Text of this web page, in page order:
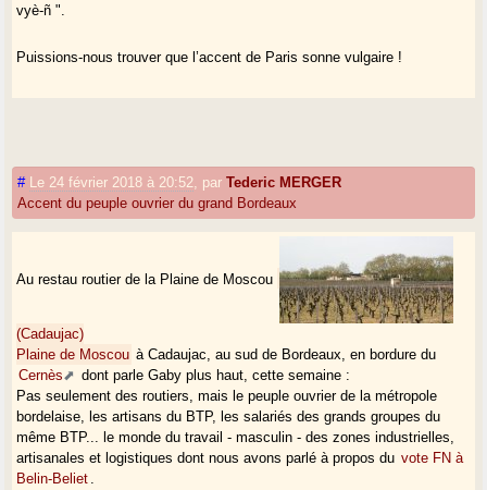
vyè-ñ ".
Puissions-nous trouver que l’accent de Paris sonne vulgaire !
# Le 24 février 2018 à 20:52 parTederic MERGER
Accent du peuple ouvrier du grand Bordeaux
Au restau routier de la Plaine de Moscou
(Cadaujac)
Plaine de Moscou à Cadaujac, au sud de Bordeaux, en bordure du
Cernès
dont parle Gaby plus haut, cette semaine :
Pas seulement des routiers, mais le peuple ouvrier de la métropole
bordelaise, les artisans du BTP, les salariés des grands groupes du
même BTP... le monde du travail - masculin - des zones industrielles,
artisanales et logistiques dont nous avons parlé à propos du vote FN à
Belin-Beliet